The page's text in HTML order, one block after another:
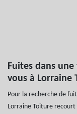
Fuites dans
vous à Lorraine
Pour la recherche de
Lorraine Toiture